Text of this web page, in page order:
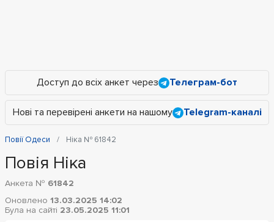
Доступ до всіх анкет через Телеграм-бот
Нові та перевірені анкети на нашому Telegram-каналі
Повії Одеси Ніка № 61842
Повія Ніка
Анкета № 61842
Оновлено 13.03.2025 14:02
Була на сайті 23.05.2025 11:01